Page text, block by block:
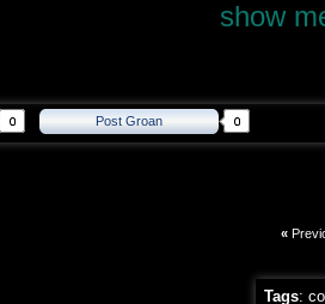
show
Post Groan
«
Tags: